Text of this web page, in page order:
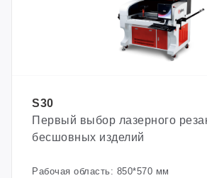
S30
Первый выбор лазерного
бесшовных изделий
Рабочая область: 850*570 мм